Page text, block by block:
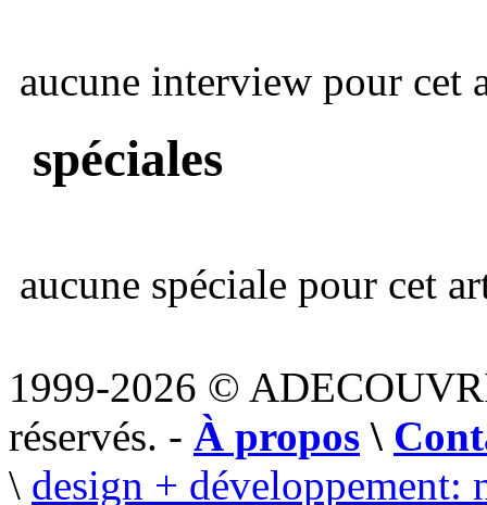
aucune interview pour cet
spéciales
aucune spéciale pour cet
1999-2026 ©
réservés. - À propos \
\ design + développement: